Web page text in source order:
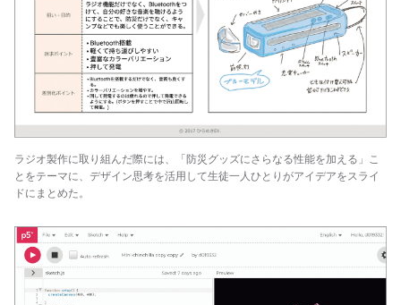
ラジオ製作に取り組んだ際には、「防災グッズにさらなる性能を加える」こ
とをテーマに、デザイン思考を活用して生徒一人ひとりがアイデアをスライ
ドにまとめた。